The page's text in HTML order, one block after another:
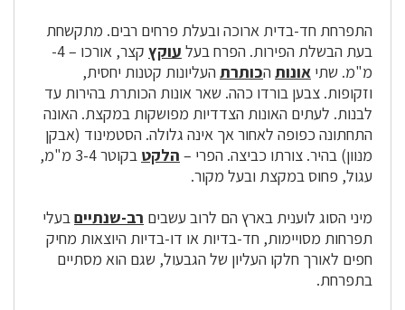
התפרחת חד-בדית ארוכה ובעלת פרחים רבים. מתקשחת
בעת הבשלת הפירות. הפרח בעל עוקץ
קצר, אורכו – 4-
מ"מ. שתי אונות הכותרת העליונות קטנות יחסית,
וזקופות. צבען בורדו כהה. שאר אונות הכותרת בהירות עד
לבנות. לעתים האונות הצדדיות מפושקות במקצת. האונה
התחתונה כפופה לאחור אך אינה גלולה. הסטמינוד (אבקן
מנוון) בהיר. צורתו כביצה. הפרי – הלקט
בקוטר 3-4 מ"מ,
עגול, פחוס במקצת ובעל מקור.
מיני הסוג לוענית בארץ הם לרוב עשבים רב-שנתייםבעלי
תפרחות מסויימות, חד-בדיות או דו-בדיות היוצאות מחיק
חפים לאורך חלקו העליון של הגבעול, שגם הוא מסתיים
בתפרחת.